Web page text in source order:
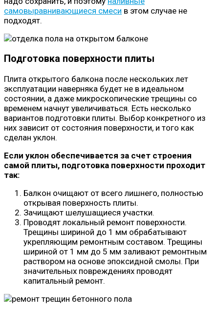
самовыравнивающиеся смеси в этом случае не
подходят.
Подготовка поверхности плиты
Плита открытого балкона после нескольких лет
эксплуатации наверняка будет не в идеальном
состоянии, а даже микроскопические трещины со
временем начнут увеличиваться. Есть несколько
вариантов подготовки плиты. Выбор конкретного из
них зависит от состояния поверхности, и того как
сделан уклон.
Если уклон обеспечивается за счет строения
самой плиты, подготовка поверхности проходит
так:
Балкон очищают от всего лишнего, полностью
открывая поверхность плиты.
Зачищают шелушащиеся участки.
Проводят локальный ремонт поверхности.
Трещины шириной до 1 мм обрабатывают
укрепляющим ремонтным составом. Трещины
шириной от 1 мм до 5 мм заливают ремонтным
раствором на основе эпоксидной смолы. При
значительных повреждениях проводят
капитальный ремонт.